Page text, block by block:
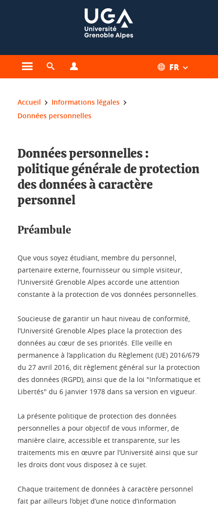
Ouvrir le menu principal
Ouvrir le moteur de recherche FR
Vous êtes ici :
Accueil
Informations légales
Données personnelles
Données personnelles :
politique générale de protection
des données à caractère
personnel
Préambule
Que vous soyez étudiant, membre du personnel,
partenaire externe, fournisseur ou simple visiteur,
l’Université Grenoble Alpes accorde une attention
constante à la protection de vos données personnelles.
Soucieuse de garantir un haut niveau de conformité,
l’Université Grenoble Alpes place la protection des
données au cœur de ses priorités. Elle veille en
permanence à l’application du Règlement (UE) 2016/679
du 27 avril 2016, dit règlement général sur la protection
des données (RGPD), ainsi que de la loi "Informatique et
Libertés" du 6 janvier 1978 dans sa version en vigueur.
La présente politique de protection des données
personnelles a pour objectif de vous informer, de
manière claire, accessible et transparente, sur les
traitements mis en œuvre par l’Université ainsi que sur
les droits dont vous disposez à ce sujet.
Chaque traitement de données à caractère personnel
fait par ailleurs l’objet d’une notice d’information